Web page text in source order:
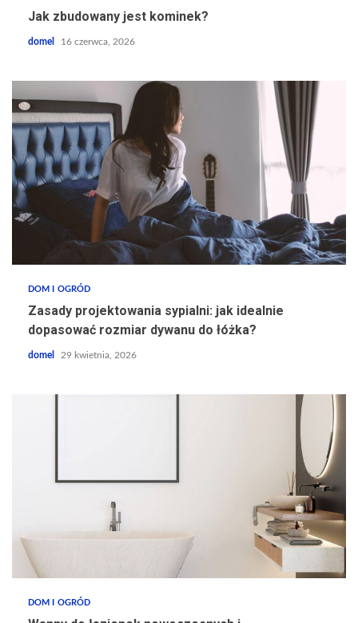
Jak zbudowany jest kominek?
domel 16 czerwca, 2026
DOM I OGRÓD
Zasady projektowania sypialni: jak idealnie
dopasować rozmiar dywanu do łóżka?
domel 29 kwietnia, 2026
DOM I OGRÓD